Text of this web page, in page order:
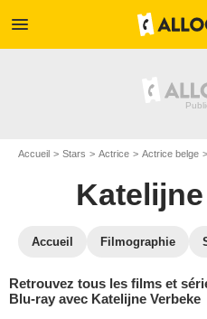
menu
Accueil Stars Actrice Actrice belge
Accueil Filmographie
Retrouvez tous les films et
Blu-ray avec Katelijne Verbeke